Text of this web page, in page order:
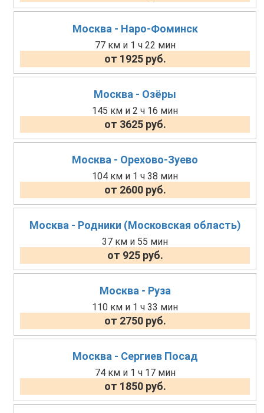
Москва - Наро-Фоминск
77 км и 1 ч 22 мин
от 1925 руб.
Москва - Озёры
145 км и 2 ч 16 мин
от 3625 руб.
Москва - Орехово-Зуево
104 км и 1 ч 38 мин
от 2600 руб.
Москва - Родники (Московская область)
37 км и 55 мин
от 925 руб.
Москва - Руза
110 км и 1 ч 33 мин
от 2750 руб.
Москва - Сергиев Посад
74 км и 1 ч 17 мин
от 1850 руб.